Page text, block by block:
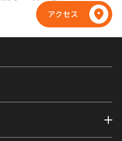
アクセス